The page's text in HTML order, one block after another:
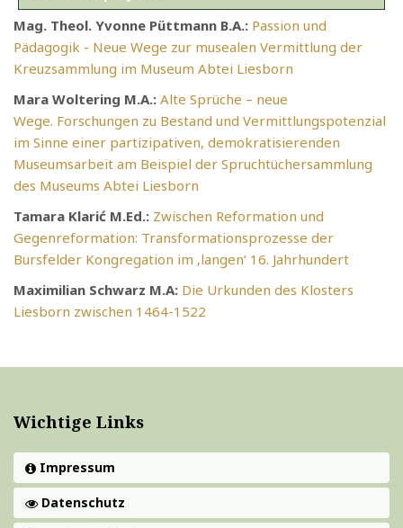
Mag. Theol. Yvonne Püttmann B.A.: Passion und
Pädagogik - Neue Wege zur musealen Vermittlung der
Kreuzsammlung im Museum Abtei Liesborn
Mara Woltering M.A.: Alte Sprüche – neue
Wege. Forschungen zu Bestand und Vermittlungspotenzial
im Sinne einer partizipativen, demokratisierenden
Museumsarbeit am Beispiel der Spruchtüchersammlung
des Museums Abtei Liesborn
Tamara Klarić M.Ed.: Zwischen Reformation und
Gegenreformation: Transformationsprozesse der
Bursfelder Kongregation im ‚langen‘ 16. Jahrhundert
Maximilian Schwarz M.A: Die Urkunden des Klosters
Liesborn zwischen 1464-1522
Wichtige Links
Impressum
Datenschutz